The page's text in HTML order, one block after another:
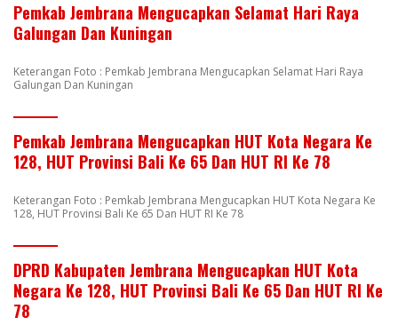
Pemkab Jembrana Mengucapkan Selamat Hari Raya
Galungan Dan Kuningan
Keterangan Foto : Pemkab Jembrana Mengucapkan Selamat Hari Raya
Galungan Dan Kuningan
Pemkab Jembrana Mengucapkan HUT Kota Negara Ke
128, HUT Provinsi Bali Ke 65 Dan HUT RI Ke 78
Keterangan Foto : Pemkab Jembrana Mengucapkan HUT Kota Negara Ke
128, HUT Provinsi Bali Ke 65 Dan HUT RI Ke 78
DPRD Kabupaten Jembrana Mengucapkan HUT Kota
Negara Ke 128, HUT Provinsi Bali Ke 65 Dan HUT RI Ke
78